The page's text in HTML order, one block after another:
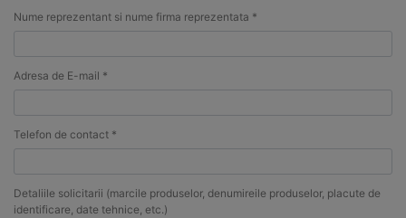
Nume reprezentant si nume firma reprezentata *
Adresa de E-mail *
Telefon de contact *
Detaliile solicitarii (marcile produselor, denumireile produselor, placute de
identificare, date tehnice, etc.)